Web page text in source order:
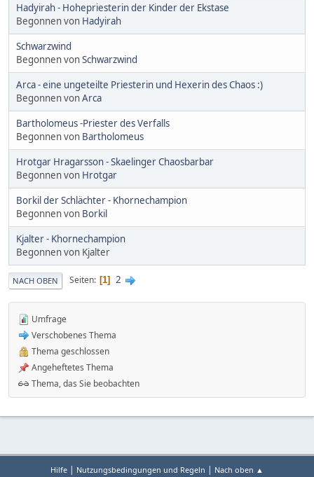
Hadyirah - Hohepriesterin der Kinder der Ekstase
Begonnen von Hadyirah
Schwarzwind
Begonnen vonSchwarzwind
Arca - eine ungeteilte Priesterin und Hexerin des Chaos :)
Begonnen vonArca
Bartholomeus -Priester des Verfalls
Begonnen von Bartholomeus
Hrotgar Hragarsson - Skaelinger Chaosbarbar
Begonnen von Hrotgar
Borkil der Schlächter - Khornechampion
Begonnen von Borkil
Kjalter - Khornechampion
Begonnen von Kjalter
NACH OBEN Seiten 1 2
Umfrage
Verschobenes Thema
Thema geschlossen
Angeheftetes Thema
Thema, das Sie beobachten
Hilfe | Nutzungsbedingungen und Regeln | Nach oben ▲